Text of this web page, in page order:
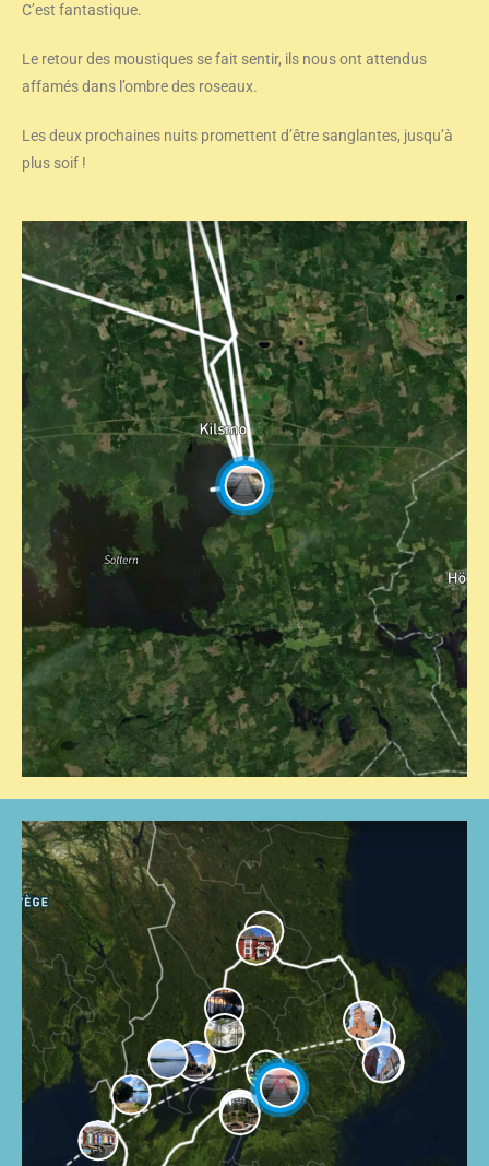
C’est fantastique.
Le retour des moustiques se fait sentir, ils nous ont attendus
affamés dans l’ombre des roseaux.
Les deux prochaines nuits promettent d’être sanglantes, jusqu’à
plus soif !